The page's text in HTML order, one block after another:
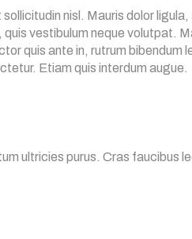
nisl. Mauris dolor
vestibulum neque volutpat.
quis ante in, rutrum bibendum
Etiam quis interdum augue.
ultricies purus. Cras faucibus